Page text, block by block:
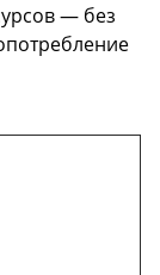
— без